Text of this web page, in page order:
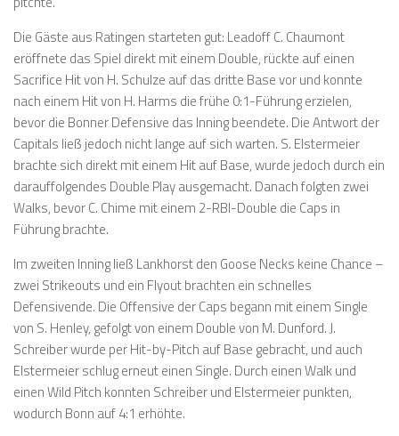
Die Gäste aus Ratingen starteten gut: Leadoff C. Chaumont
eröffnete das Spiel direkt mit einem Double, rückte auf einen
Sacrifice Hit von H. Schulze auf das dritte Base vor und konnte
nach einem Hit von H. Harms die frühe 0:1-Führung erzielen,
bevor die Bonner Defensive das Inning beendete. Die Antwort der
Capitals ließ jedoch nicht lange auf sich warten. S. Elstermeier
brachte sich direkt mit einem Hit auf Base, wurde jedoch durch ein
darauffolgendes Double Play ausgemacht. Danach folgten zwei
Walks, bevor C. Chime mit einem 2-RBI-Double die Caps in
Führung brachte.
Im zweiten Inning ließ Lankhorst den Goose Necks keine Chance –
zwei Strikeouts und ein Flyout brachten ein schnelles
Defensivende. Die Offensive der Caps begann mit einem Single
von S. Henley, gefolgt von einem Double von M. Dunford. J.
Schreiber wurde per Hit-by-Pitch auf Base gebracht, und auch
Elstermeier schlug erneut einen Single. Durch einen Walk und
einen Wild Pitch konnten Schreiber und Elstermeier punkten,
wodurch Bonn auf 4:1 erhöhte.